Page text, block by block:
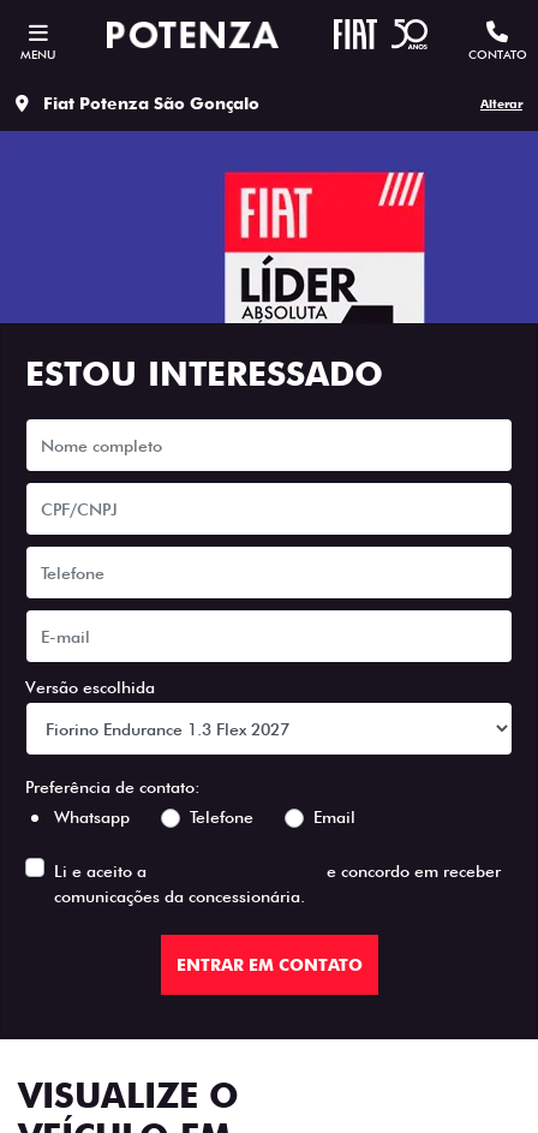
MENU CONTATO
Fiat Potenza São Gonçalo Alterar
ESTOU INTERESSADO
Versão escolhida
Preferência de contato:
Whatsapp
Telefone Email
Li e aceito a
e concordo em receber
comunicações da concessionária.
ENTRAR EM CONTATO
VISUALIZE O